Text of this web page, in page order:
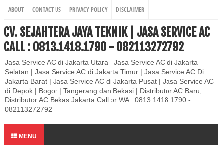
ABOUT CONTACT US PRIVACY POLICY DISCLAIMER
CV. SEJAHTERA JAYA TEKNIK | JASA SERVICE AC
CALL : 0813.1418.1790 - 082113272792
Jasa Service AC di Jakarta Utara | Jasa Service AC di Jakarta
Selatan | Jasa Service AC di Jakarta Timur | Jasa Service AC Di
Jakarta Barat | Jasa Service AC di Jakarta Pusat | Jasa Service AC
di Depok | Bogor | Tangerang dan Bekasi | Distributor AC Baru,
Distributor AC Bekas Jakarta Call or WA : 0813.1418.1790 -
082113272792
MENU